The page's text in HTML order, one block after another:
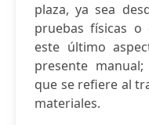
plaza, ya sea
pruebas físicas o
este último
presente
que se refiere al
materiales.